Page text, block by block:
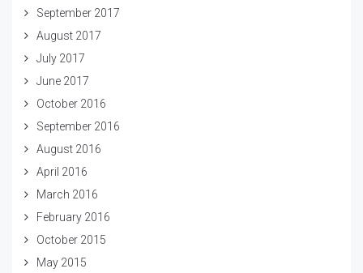
September 2017
August 2017
July 2017
June 2017
October 2016
September 2016
August 2016
April 2016
March 2016
February 2016
October 2015
May 2015